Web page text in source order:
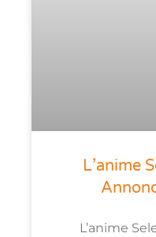
L’anime
L’anime